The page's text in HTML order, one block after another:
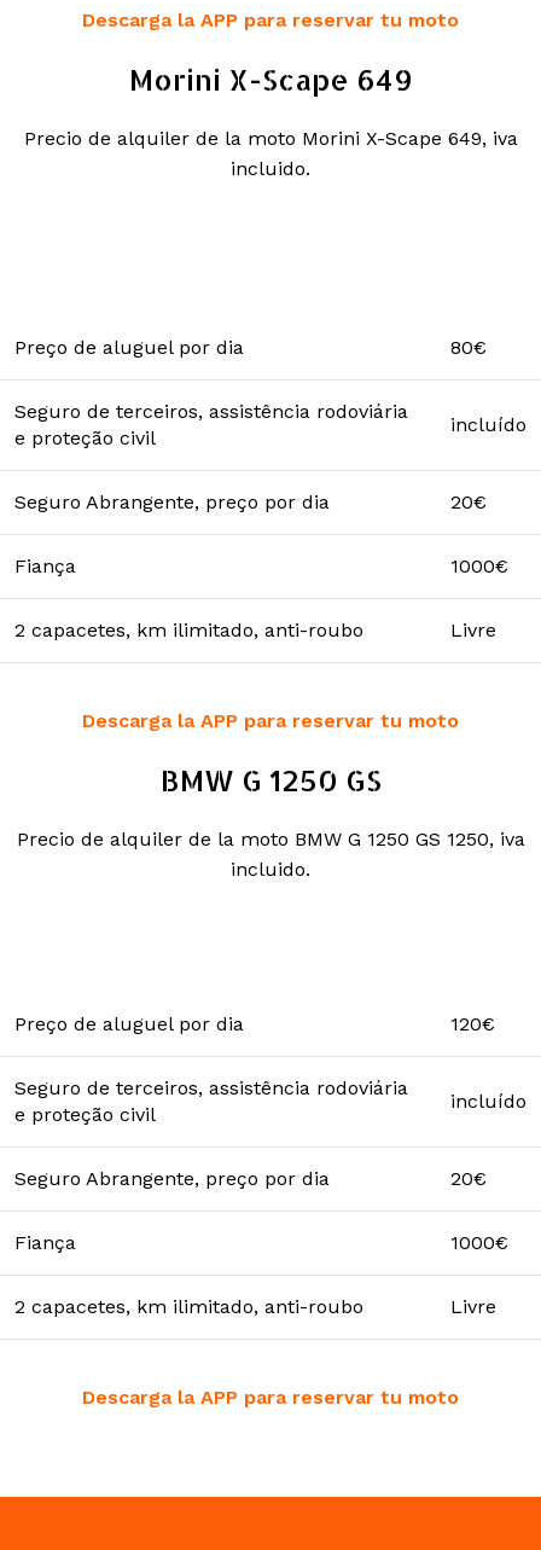
Descarga la APP para reservar tu moto
Morini X-Scape 649
Precio de alquiler de la moto Morini X-Scape 649, iva
incluido.
Preço de aluguel por dia 80€
Seguro de terceiros, assistência rodoviária
e proteção civil
incluído
Seguro Abrangente, preço por dia 20€
Fiança 1000€
2 capacetes, km ilimitado, anti-roubo Livre
Descarga la APP para reservar tu moto
BMW G 1250 GS
Precio de alquiler de la moto BMW G 1250 GS 1250, iva
incluido.
Preço de aluguel por dia 120€
Seguro de terceiros, assistência rodoviária
e proteção civil
incluído
Seguro Abrangente, preço por dia 20€
Fiança 1000€
2 capacetes, km ilimitado, anti-roubo Livre
Descarga la APP para reservar tu moto